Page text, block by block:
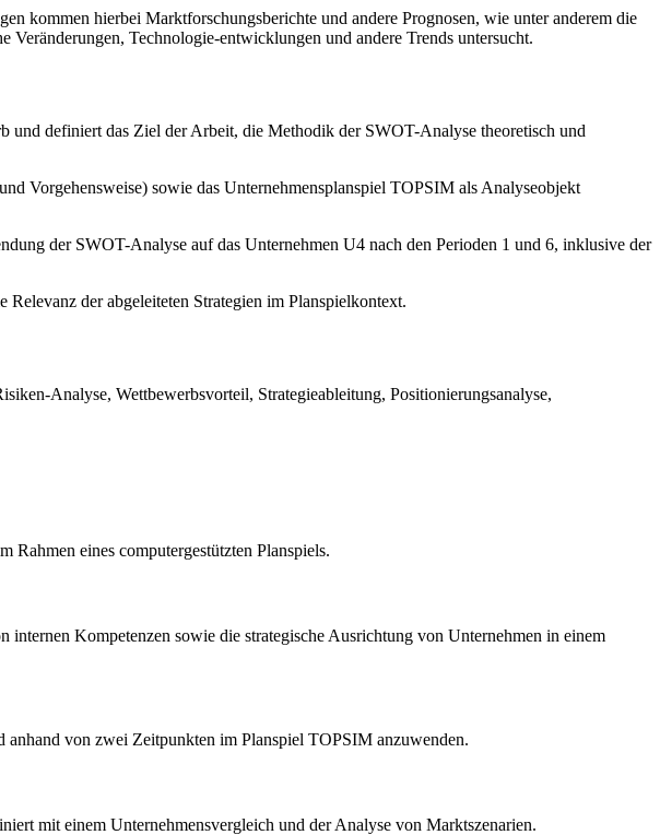
kommen hierbei Marktforschungsberichte und andere Prognosen, wie unter anderem die
Technologie-entwicklungen und andere Trends untersucht.
und definiert das Ziel der Arbeit, die Methodik der SWOT-Analyse theoretisch und
Vorgehensweise) sowie das Unternehmensplanspiel TOPSIM als Analyseobjekt
der SWOT-Analyse auf das Unternehmen U4 nach den Perioden 1 und 6, inklusive der
der abgeleiteten Strategien im Planspielkontext.
Analyse, Wettbewerbsvorteil, Strategieableitung, Positionierungsanalyse,
eines computergestützten Planspiels.
Kompetenzen sowie die strategische Ausrichtung von Unternehmen in einem
von zwei Zeitpunkten im Planspiel TOPSIM anzuwenden.
mit einem Unternehmensvergleich und der Analyse von Marktszenarien.